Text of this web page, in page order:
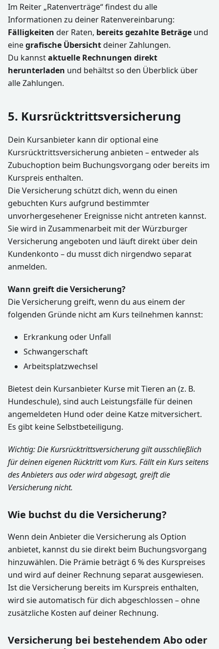
Im Reiter „Ratenverträge“ findest du alle
Informationen zu deiner Ratenvereinbarung:
Fälligkeiten der Raten, bereits gezahlte Beträge und
einegrafische Übersichtdeiner Zahlungen.
Du kannstaktuelle Rechnungen direkt
herunterladen und behältst so den Überblick über
alle Zahlungen.
5. Kursrücktrittsversicherung
Dein Kursanbieter kann dir optional eine
Kursrücktrittsversicherung anbieten – entweder als
Zubuchoption beim Buchungsvorgang oder bereits im
Kurspreis enthalten.
Die Versicherung schützt dich, wenn du einen
gebuchten Kurs aufgrund bestimmter
unvorhergesehener Ereignisse nicht antreten kannst.
Sie wird in Zusammenarbeit mit der Würzburger
Versicherung angeboten und läuft direkt über dein
Kundenkonto – du musst dich nirgendwo separat
anmelden.
Wann greift die Versicherung?
Die Versicherung greift, wenn du aus einem der
folgenden Gründe nicht am Kurs teilnehmen kannst:
Erkrankung oder Unfall
Schwangerschaft
Arbeitsplatzwechsel
Bietest dein Kursanbieter Kurse mit Tieren an (z. B.
Hundeschule), sind auch Leistungsfälle für deinen
angemeldeten Hund oder deine Katze mitversichert.
Es gibt keine Selbstbeteiligung.
Wichtig: Die Kursrücktrittsversicherung gilt ausschließlich
für deinen eigenen Rücktritt vom Kurs. Fällt ein Kurs seitens
des Anbieters aus oder wird abgesagt, greift die
Versicherung nicht.
Wie buchst du die Versicherung?
Wenn dein Anbieter die Versicherung als Option
anbietet, kannst du sie direkt beim Buchungsvorgang
hinzuwählen. Die Prämie beträgt 6 % des Kurspreises
und wird auf deiner Rechnung separat ausgewiesen.
Ist die Versicherung bereits im Kurspreis enthalten,
wird sie automatisch für dich abgeschlossen – ohne
zusätzliche Kosten auf deiner Rechnung.
Versicherung bei bestehendem Abo oder